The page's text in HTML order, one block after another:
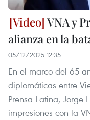
VNA y
alianza en la
05/12/2025 12:35
En el marco del 65
diplomáticas entre
Prensa Latina, Jorge
impresiones con la